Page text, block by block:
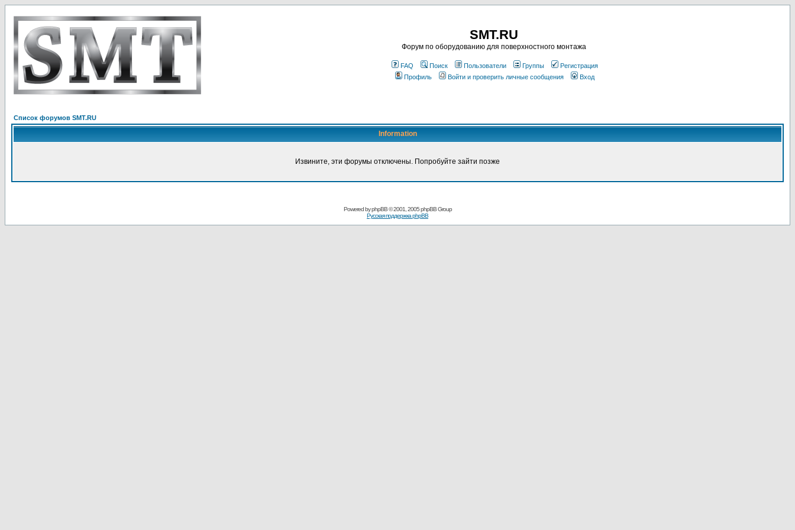
SMT.RU
Форум по оборудованию для поверхностного монтажа
FAQ Поиск Пользователи Группы
Регистрация
Профиль
Войти и проверить личные сообщения Вход
Список форумов SMT.RU
Information
Извините, эти форумы отключены. Попробуйте зайти позже
Powered byphpBB© 2001, 2005 phpBB Group
Русская поддержка phpBB